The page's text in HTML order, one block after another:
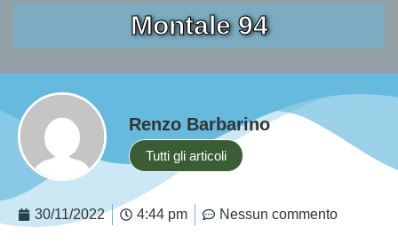
Montale 94
Renzo Barbarino
Tutti gli articoli
30/11/2022 4:44 pm Nessun commento